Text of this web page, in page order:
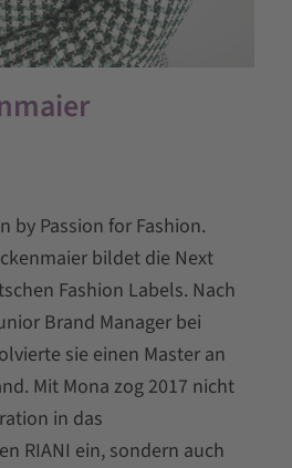
by Passion for Fashion.
bildet die Next
Fashion Labels. Nach
Brand Manager bei
sie einen Master an
Mit Mona zog 2017 nicht
in das
RIANI ein, sondern auch